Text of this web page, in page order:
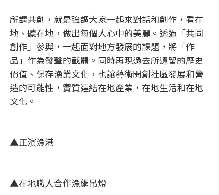
所謂共創，就是強調大家一起來對話和創作，看在
地、聽在地，做出每個人心中的美麗。透過「共同
創作」參與，一起面對地方發展的課題，將「作
品」作為發聲的載體。同時再現過去所遺留的歷史
價值、保存漁業文化，也讓藝術開創社區發展和營
造的可能性，實質連結在地產業，在地生活和在地
文化。
▲正濱漁港
▲在地職人合作漁網吊燈